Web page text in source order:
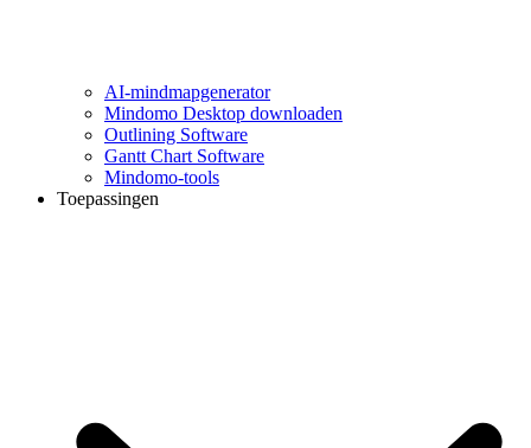
AI-mindmapgenerator
Mindomo Desktop downloaden
Outlining Software
Gantt Chart Software
Mindomo-tools
Toepassingen